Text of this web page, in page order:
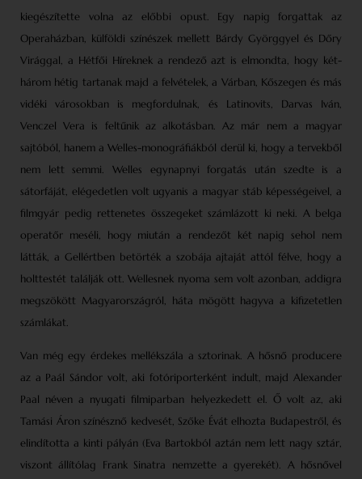
kiegészítette volna az előbbi opust. Egy napig forgattak az
Operaházban, külföldi színészek mellett Bárdy Györggyel és Dőry
Virággal, a Hétfői Híreknek a rendező azt is elmondta, hogy két-
három hétig tartanak majd a felvételek, a Várban, Kőszegen és más
vidéki városokban is megfordulnak, és Latinovits, Darvas Iván,
Venczel Vera is feltűnik az alkotásban. Az már nem a magyar
sajtóból, hanem a Welles-monográfiákból derül ki, hogy a tervekből
nem lett semmi. Welles egynapnyi forgatás után szedte is a
sátorfáját, elégedetlen volt ugyanis a magyar stáb képességeivel, a
filmgyár pedig rettenetes összegeket számlázott ki neki. A belga
operatőr meséli, hogy miután a rendezőt két napig sehol nem
látták, a Gellértben betörték a szobája ajtaját attól félve, hogy a
holttestét találják ott. Wellesnek nyoma sem volt azonban, addigra
megszökött Magyarországról, háta mögött hagyva a kifizetetlen
számlákat.
Van még egy érdekes mellékszála a sztorinak. A hősnő producere
az a Paál Sándor volt, aki fotóriporterként indult, majd Alexander
Paal néven a nyugati film­iparban helyezkedett el. Ő volt az, aki
Tamási Áron színésznő kedvesét, Szőke Évát elhozta Budapestről, és
elindította a kinti pályán (Eva Bartokból aztán nem lett nagy sztár,
viszont állítólag Frank Sinatra nemzette a gyerekét). A hősnővel